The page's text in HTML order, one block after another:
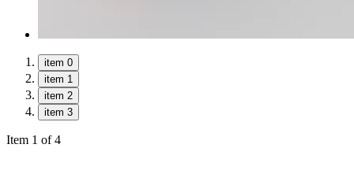
item 0
item 1
item 2
item 3
Item 1 of 4